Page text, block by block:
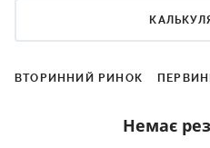
ВТОРИННИЙ РИНОК
Немає